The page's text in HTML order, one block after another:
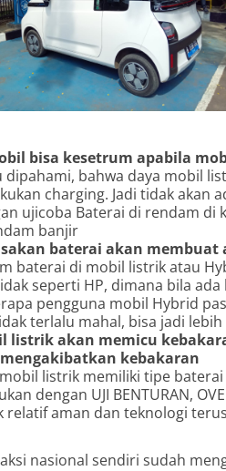
bisa kesetrum apabila
dipahami, bahwa daya mobil
charging. Jadi tidak akan
ujicoba Baterai di rendam di
banjir
baterai akan membuat
baterai di mobil listrik atau
seperti HP, dimana bila
pengguna mobil Hybrid
terlalu mahal, bisa jadi
listrik akan memicu
kebakaran
listrik memiliki tipe baterai
dengan UJI BENTURAN,
relatif aman dan teknologi
nasional sendiri sudah